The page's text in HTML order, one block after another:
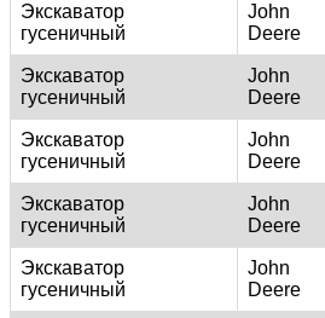
Экскаватор
гусеничный
John
Deere
Экскаватор
гусеничный
John
Deere
Экскаватор
гусеничный
John
Deere
Экскаватор
гусеничный
John
Deere
Экскаватор
гусеничный
John
Deere